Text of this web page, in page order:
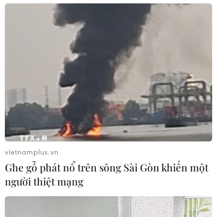
Hà Nội: Lĩnh án tù vì 'chuyển nhượng' 3
thiếu nữ dưới 16 tuổi
Các đối tượng đã "chuyển nhượng" ba thiếu nữ dưới 16
tuổi với giá 7 triệu đồng để làm nhân viên phục vụ tại
các quán hát karaoke tại khu vực huyện Hoài Đức và
quận Hà Đông.
vietnamplus.vn
Ghe gỗ phát nổ trên sông Sài Gòn khiến một
người thiệt mạng